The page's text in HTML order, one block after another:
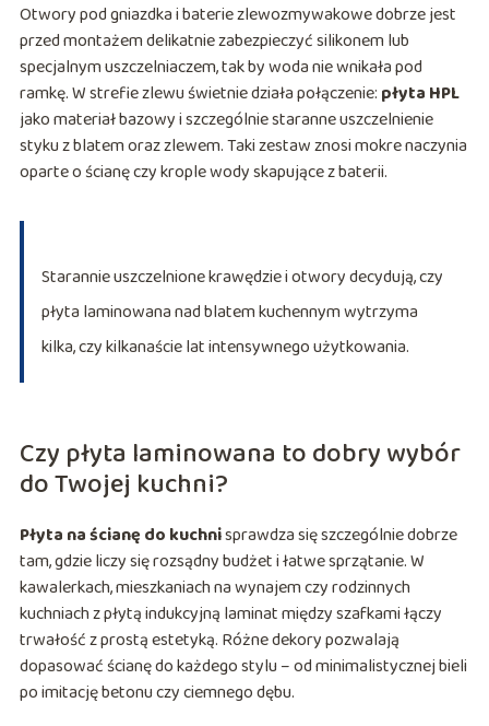
Otwory pod gniazdka i baterie zlewozmywakowe dobrze jest
przed montażem delikatnie zabezpieczyć silikonem lub
specjalnym uszczelniaczem, tak by woda nie wnikała pod
ramkę. W strefie zlewu świetnie działa połączenie: płyta HPL
jako materiał bazowy i szczególnie staranne uszczelnienie
styku z blatem oraz zlewem. Taki zestaw znosi mokre naczynia
oparte o ścianę czy krople wody skapujące z baterii.
Starannie uszczelnione krawędzie i otwory decydują, czy
płyta laminowana nad blatem kuchennym wytrzyma
kilka, czy kilkanaście lat intensywnego użytkowania.
Czy płyta laminowana to dobry wybór
do Twojej kuchni?
Płyta na ścianę do kuchnisprawdza się szczególnie dobrze
tam, gdzie liczy się rozsądny budżet i łatwe sprzątanie. W
kawalerkach, mieszkaniach na wynajem czy rodzinnych
kuchniach z płytą indukcyjną laminat między szafkami łączy
trwałość z prostą estetyką. Różne dekory pozwalają
dopasować ścianę do każdego stylu – od minimalistycznej bieli
po imitację betonu czy ciemnego dębu.